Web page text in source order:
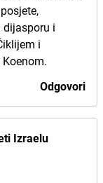
i
i
Odgovori
Izraelu